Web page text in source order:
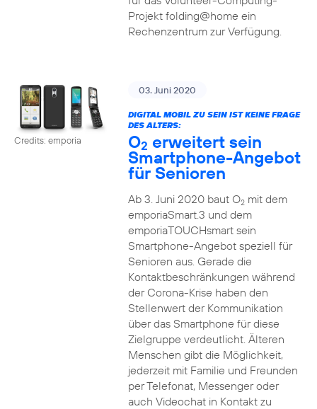
Projekt folding@home ein
Rechenzentrum zur Verfügung.
Credits: emporia
03. Juni 2020
DIGITAL MOBIL ZU SEIN IST KEINE FRAGE
DES ALTERS:
O2 erweitert sein
Smartphone-Angebot
für Senioren
Ab 3. Juni 2020 baut O2mit dem
emporiaSmart.3 und dem
emporiaTOUCHsmart sein
Smartphone-Angebot speziell für
Senioren aus. Gerade die
Kontaktbeschränkungen während
der Corona-Krise haben den
Stellenwert der Kommunikation
über das Smartphone für diese
Zielgruppe verdeutlicht. Älteren
Menschen gibt die Möglichkeit,
jederzeit mit Familie und Freunden
per Telefonat, Messenger oder
auch Videochat in Kontakt zu